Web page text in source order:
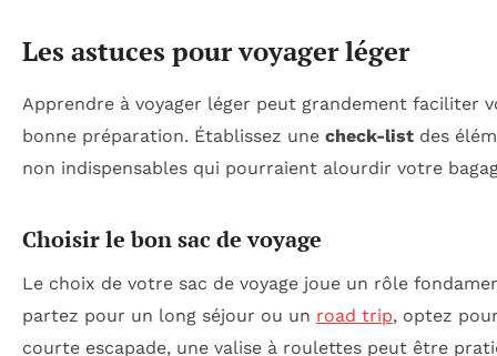
Les astuces pour voyager léger
Apprendre à voyager léger peut grandement faciliter
bonne préparation. Établissez une check-list des
non indispensables qui pourraient alourdir votre
Choisir le bon sac de voyage
Le choix de votre sac de voyage joue un rôle
partez pour un long séjour ou un road trip, optez
courte escapade, une valise à roulettes peut être